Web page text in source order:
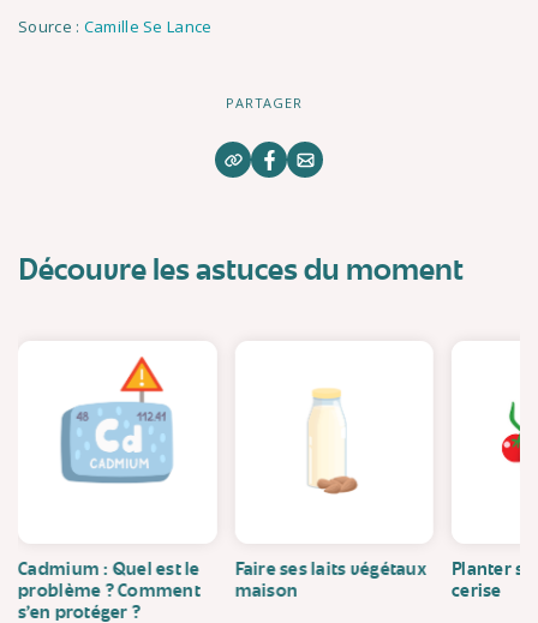
Source : Camille Se Lance
PARTAGER
Découvre les astuces du moment
Cadmium : Quel est le
problème ? Comment
s’en protéger ?
Faire ses laits végétaux
maison
Planter
cerise